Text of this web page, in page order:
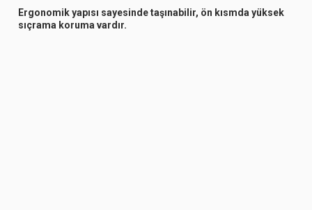
Ergonomik yapısı sayesinde taşınabilir, ön kısmda yüksek
sıçrama koruma vardır.